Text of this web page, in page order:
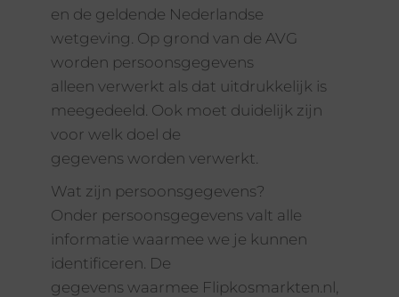
en de geldende Nederlandse
wetgeving. Op grond van de AVG
worden persoonsgegevens
alleen verwerkt als dat uitdrukkelijk is
meegedeeld. Ook moet duidelijk zijn
voor welk doel de
gegevens worden verwerkt.
Wat zijn persoonsgegevens?
Onder persoonsgegevens valt alle
informatie waarmee we je kunnen
identificeren. De
gegevens waarmee Flipkosmarkten.nl,